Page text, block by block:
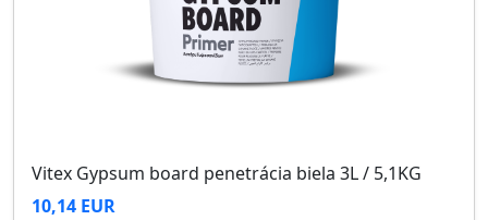
Vitex Gypsum board penetrácia biela 3L / 5,1KG
10,14 EUR